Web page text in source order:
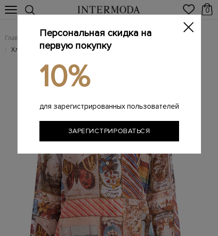
0
Главная Женщинам / Женская одежда / Женские блузы
/ Хлопковая блуза прямого кроя с принтом в виде коллажа
Персональная скидка на
первую покупку
10%
для зарегистрированных пользователей
ЗАРЕГИСТРИРОВАТЬСЯ